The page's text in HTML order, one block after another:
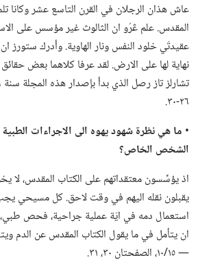
عاش هذان الرجلان في القرن التاسع عشر وكانا
المقدس.‏ علم ڠرُو ان الثالوث غير مؤسس على
عقيدتَي خلود النفس ونار الهاوية.‏ وأدرك ستورز
نهاية لها على الارض.‏ لقد عرفا كلاهما بعض
٢٦-‏٣٠.‏
‏• ما هي نظرة شهود يهوه الى الاجراءات
الشخص الخاص؟‏
اذ يؤسِّسون معتقداتهم على الكتاب المقدس،‏ لا
يقبلون نقله اليهم في وقت لاحق.‏ كل مسيحي
استعمال دمه في ايّة عملية جراحية،‏ فحص
ان يتأمل في ما يقول الكتاب المقدس عن الدم
—‏ ١٥/‏١٠،‏ الصفحتان ٣٠،‏ ٣١.‏